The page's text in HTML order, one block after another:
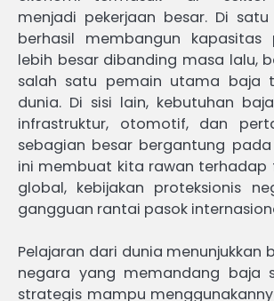
menjadi pekerjaan besar. Di
berhasil membangun kapasitas
lebih besar dibanding masa lalu,
salah satu pemain utama baja
dunia. Di sisi lain, kebutuhan
infrastruktur, otomotif, dan
sebagian besar bergantung pada
ini membuat kita rawan terhadap
global, kebijakan proteksionis
gangguan rantai pasok
Pelajaran dari dunia menunjukkan
negara yang memandang baja
strategis mampu